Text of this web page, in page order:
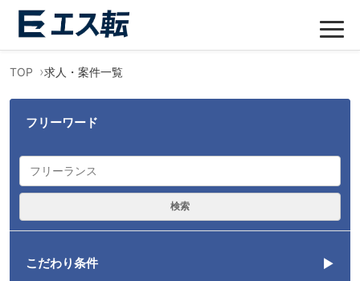
TOP 求人・案件一覧
フリーワード
検索
こだわり条件